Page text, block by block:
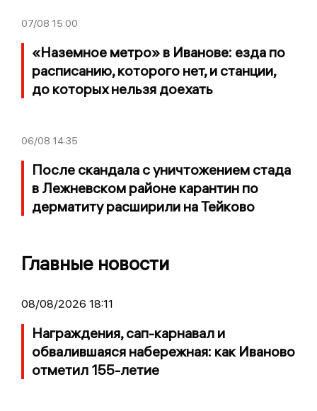
07/08 15:00
«Наземное метро» в Иванове: езда по
расписанию, которого нет, и станции,
до которых нельзя доехать
06/08 14:35
После скандала с уничтожением стада
в Лежневском районе карантин по
дерматиту расширили на Тейково
Главные новости
08/08/2026 18:11
Награждения, сап-карнавал и
обвалившаяся набережная: как Иваново
отметил 155-летие